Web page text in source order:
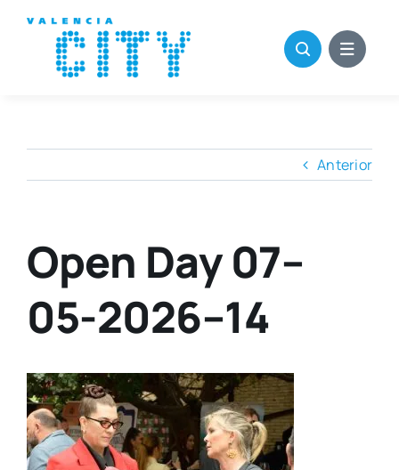
contenido
Anterior
Open Day 07–
05-2026–14